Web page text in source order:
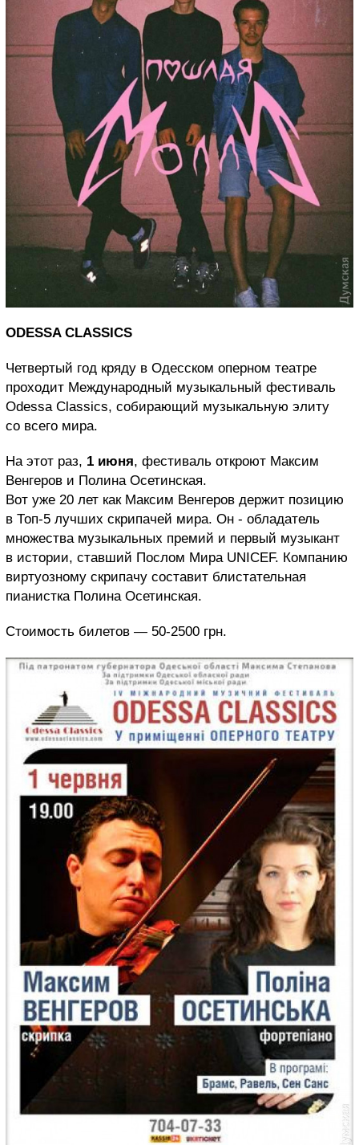
ODESSA CLASSICS
Четвертый год кряду в Одесском оперном театре
проходит Международный музыкальный фестиваль
Odessa Classics, собирающий музыкальную элиту
со всего мира.
На этот раз, 1 июня, фестиваль откроют Максим
Венгеров и Полина Осетинская.
Вот уже 20 лет как Максим Венгеров держит позицию
в Топ-5 лучших скрипачей мира. Он - обладатель
множества музыкальных премий и первый музыкант
в истории, ставший Послом Мира UNICEF. Компанию
виртуозному скрипачу составит блистательная
пианистка Полина Осетинская.
Стоимость билетов — 50-2500 грн.